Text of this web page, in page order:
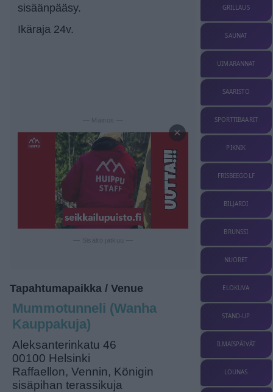
sisäänpääsy.
Ikäraja 24v.
— Mainos —
×
Tapahtumapaikka / Venue
Mummotunneli (Wanha
Kauppakuja)
Aleksanterinkatu 46
00100 Helsinki
Raffaellon, Vennin, Königin
sisäpihan terassikuja
GRILLAUS
SAUNAT
UIMARANNAT
SAARISTO
SPORTTIBAARIT
PIKNIK
FRISBEEGOLF
BILJARDI
BRUNSSI
NUORET
ELOKUVA
STAND-UP
ILMAISPÄIVÄT
LOUNAS